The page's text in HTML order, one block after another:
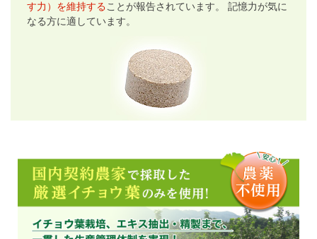
す力）を維持することが報告されています。 記憶力が気に
なる方に適しています。